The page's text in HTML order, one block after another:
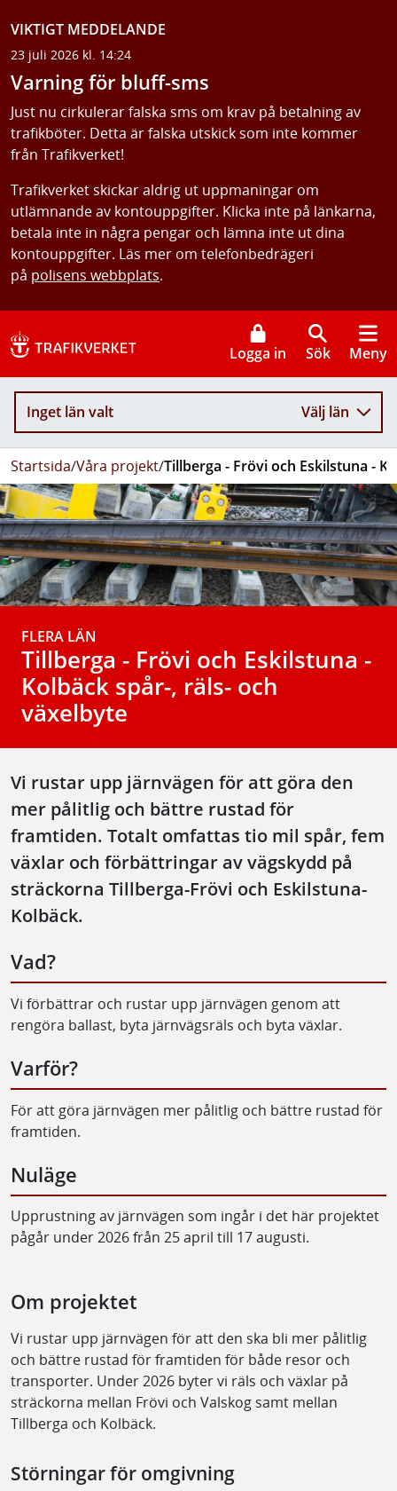
VIKTIGT MEDDELANDE
23 juli 2026 kl. 14:24
Varning för bluff-sms
Just nu cirkulerar falska sms om krav på betalning av
trafikböter. Detta är falska utskick som inte kommer
från Trafikverket!
Trafikverket skickar aldrig ut uppmaningar om
utlämnande av kontouppgifter. Klicka inte på länkarna,
betala inte in några pengar och lämna inte ut dina
kontouppgifter. Läs mer om telefonbedrägeri
på polisens webbplats.
Logga in Sök Meny
Inget län valt Välj län
Startsida/Våra projekt/Tillberga - Frövi och Eskilstuna -
FLERA LÄN
Tillberga - Frövi och Eskilstuna -
Kolbäck spår-, räls- och
växelbyte
Vi rustar upp järnvägen för att göra den
mer pålitlig och bättre rustad för
framtiden. Totalt omfattas tio mil spår, fem
växlar och förbättringar av vägskydd på
sträckorna Tillberga-Frövi och Eskilstuna-
Kolbäck.
Vad?
Vi förbättrar och rustar upp järnvägen genom att
rengöra ballast, byta järnvägsräls och byta växlar.
Varför?
För att göra järnvägen mer pålitlig och bättre rustad för
framtiden.
Nuläge
Upprustning av järnvägen som ingår i det här projektet
pågår under 2026 från 25 april till 17 augusti.
Om projektet
Vi rustar upp järnvägen för att den ska bli mer pålitlig
och bättre rustad för framtiden för både resor och
transporter. Under 2026 byter vi räls och växlar på
sträckorna mellan Frövi och Valskog samt mellan
Tillberga och Kolbäck.
Störningar för omgivning